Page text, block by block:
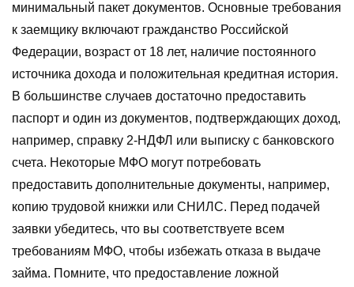
минимальный пакет документов. Основные требования
к заемщику включают гражданство Российской
Федерации, возраст от 18 лет, наличие постоянного
источника дохода и положительная кредитная история.
В большинстве случаев достаточно предоставить
паспорт и один из документов, подтверждающих доход,
например, справку 2-НДФЛ или выписку с банковского
счета. Некоторые МФО могут потребовать
предоставить дополнительные документы, например,
копию трудовой книжки или СНИЛС. Перед подачей
заявки убедитесь, что вы соответствуете всем
требованиям МФО, чтобы избежать отказа в выдаче
займа. Помните, что предоставление ложной